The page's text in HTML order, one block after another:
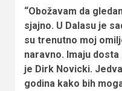
“Obožavam da
sjajno. U Dalasu je
su trenutno moj
naravno. Imaju
je Dirk Novicki.
godina kako bih